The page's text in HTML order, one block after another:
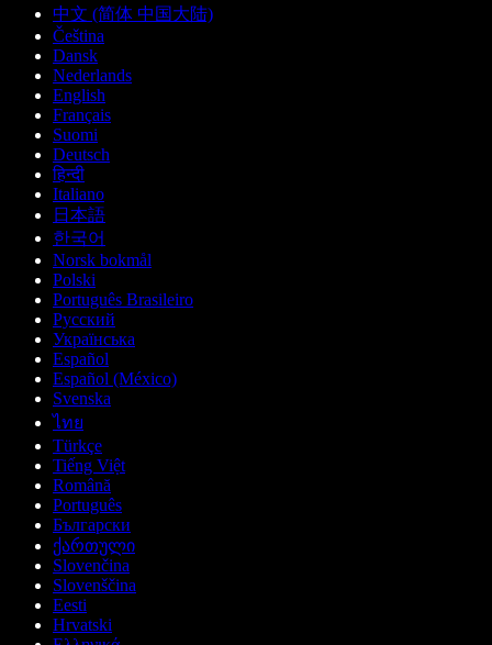
中文 (简体 中国大陆)
Čeština
Dansk
Nederlands
English
Français
Suomi
Deutsch
हिन्दी
Italiano
日本語
한국어
Norsk bokmål
Polski
Português Brasileiro
Русский
Українська
Español
Español (México)
Svenska
ไทย
Türkçe
Tiếng Việt
Română
Português
Български
ქართული
Slovenčina
Slovenščina
Eesti
Hrvatski